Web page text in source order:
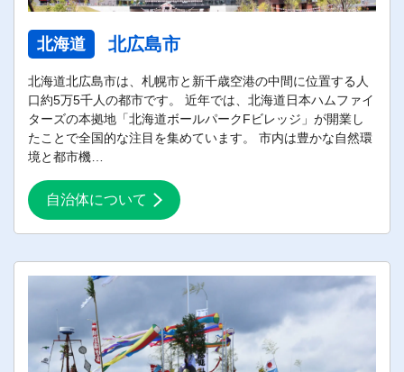
北海道 北広島市
北海道北広島市は、札幌市と新千歳空港の中間に位置する人
口約5万5千人の都市です。 近年では、北海道日本ハムファイ
ターズの本拠地「北海道ボールパークFビレッジ」が開業し
たことで全国的な注目を集めています。 市内は豊かな自然環
境と都市機…
自治体について